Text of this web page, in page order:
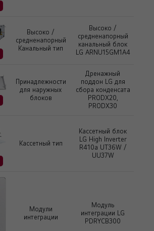
Высоко /
средненапорный
Канальный тип
Высоко /
средненапорный
канальный блок
LG ARNU15GM1A4
Принадлежности
для наружных
блоков
Дренажный
поддон LG для
сбора конденсата
PRODX20,
PRODX30
Кассетный тип
Кассетный блок
LG High Inverter
R410a UT36W /
UU37W
Модули
интеграции
Модуль
интеграции LG
PDRYCB300